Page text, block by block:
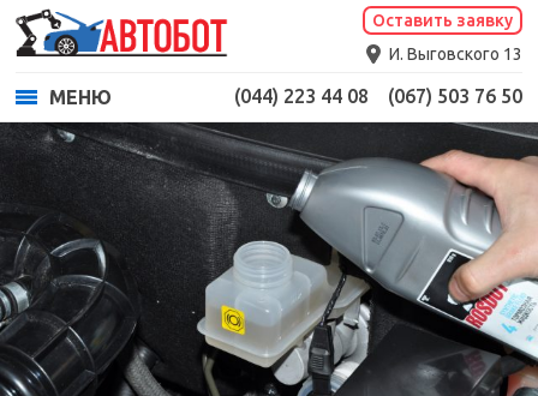
Оставить заявку
И. Выговского 13
МЕНЮ (044) 223 44 08 (067) 503 76 50